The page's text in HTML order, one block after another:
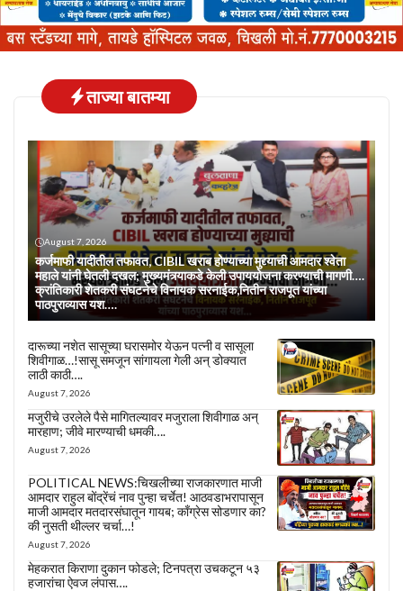
ताज्या बातम्या
August 7, 2026
कर्जमाफी यादीतील तफावत, CIBIL खराब होण्याच्या मुद्द्याची आमदार श्वेता
महाले यांनी घेतली दखल; मुख्यमंत्र्याकडे केली उपाययोजना करण्याची मागणी….
क्रांतिकारी शेतकरी संघटनेचे विनायक सरनाईक,नितीन राजपूत यांच्या
पाठपुराव्यास यश….
दारूच्या नशेत सासूच्या घरासमोर येऊन पत्नी व सासूला
शिवीगाळ…!सासू समजून सांगायला गेली अन् डोक्यात
लाठी काठी….
August 7, 2026
मजुरीचे उरलेले पैसे मागितल्यावर मजुराला शिवीगाळ अन्
मारहाण; जीवे मारण्याची धमकी….
August 7, 2026
POLITICAL NEWS:चिखलीच्या राजकारणात माजी
आमदार राहुल बोंद्रेंचं नाव पुन्हा चर्चेत! आठवडाभरापासून
माजी आमदार मतदारसंघातून गायब; काँग्रेस सोडणार का?
की नुसती थील्लर चर्चा…!
August 7, 2026
मेहकरात किराणा दुकान फोडले; टिनपत्रा उचकटून ५३
हजारांचा ऐवज लंपास….